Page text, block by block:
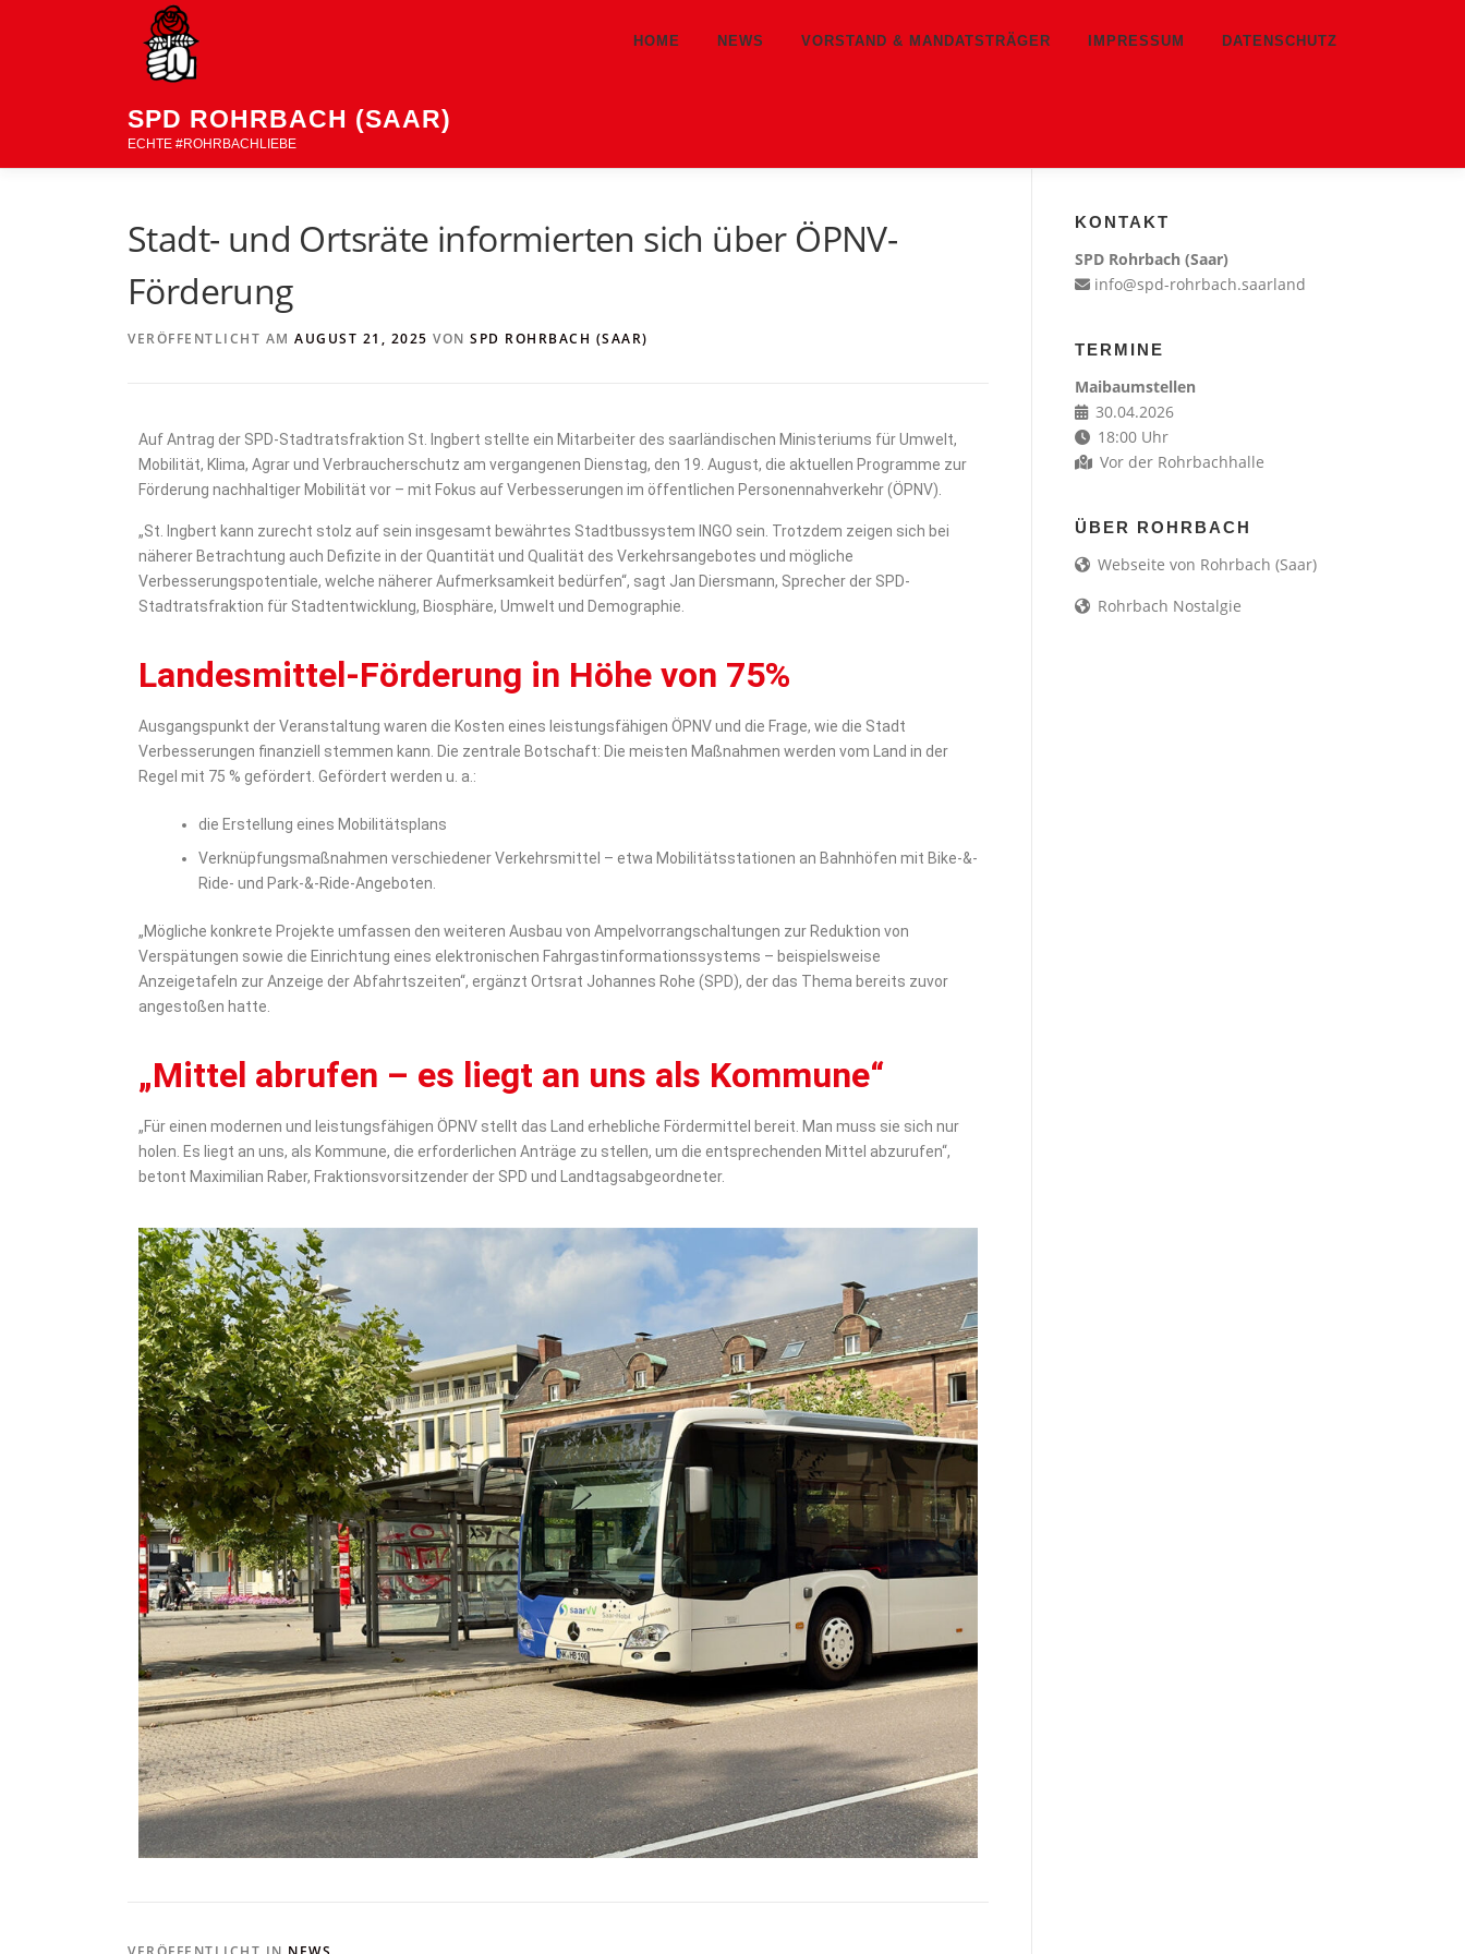
SPD ROHRBACH (SAAR)
ECHTE #ROHRBACHLIEBE
HOME NEWS VORSTAND & MANDATSTRÄGER IMPRESSUM DATENSCHUTZ
Stadt- und Ortsräte informierten sich über ÖPNV-
Förderung
VERÖFFENTLICHT AM AUGUST 21, 2025 VON SPD ROHRBACH (SAAR)
Auf Antrag der SPD-Stadtratsfraktion St. Ingbert stellte ein Mitarbeiter des saarländischen Ministeriums für Umwelt,
Mobilität, Klima, Agrar und Verbraucherschutz am vergangenen Dienstag, den 19. August, die aktuellen Programme zur
Förderung nachhaltiger Mobilität vor – mit Fokus auf Verbesserungen im öffentlichen Personennahverkehr (ÖPNV).
„St. Ingbert kann zurecht stolz auf sein insgesamt bewährtes Stadtbussystem INGO sein. Trotzdem zeigen sich bei
näherer Betrachtung auch Defizite in der Quantität und Qualität des Verkehrsangebotes und mögliche
Verbesserungspotentiale, welche näherer Aufmerksamkeit bedürfen“, sagt Jan Diersmann, Sprecher der SPD-
Stadtratsfraktion für Stadtentwicklung, Biosphäre, Umwelt und Demographie.
Landesmittel-Förderung in Höhe von 75%
Ausgangspunkt der Veranstaltung waren die Kosten eines leistungsfähigen ÖPNV und die Frage, wie die Stadt
Verbesserungen finanziell stemmen kann. Die zentrale Botschaft: Die meisten Maßnahmen werden vom Land in der
Regel mit 75 % gefördert. Gefördert werden u. a.:
die Erstellung eines Mobilitätsplans
Verknüpfungsmaßnahmen verschiedener Verkehrsmittel – etwa Mobilitätsstationen an Bahnhöfen mit Bike-&-
Ride- und Park-&-Ride-Angeboten.
„Mögliche konkrete Projekte umfassen den weiteren Ausbau von Ampelvorrangschaltungen zur Reduktion von
Verspätungen sowie die Einrichtung eines elektronischen Fahrgastinformationssystems – beispielsweise
Anzeigetafeln zur Anzeige der Abfahrtszeiten“, ergänzt Ortsrat Johannes Rohe (SPD), der das Thema bereits zuvor
angestoßen hatte.
„Mittel abrufen – es liegt an uns als Kommune“
„Für einen modernen und leistungsfähigen ÖPNV stellt das Land erhebliche Fördermittel bereit. Man muss sie sich nur
holen. Es liegt an uns, als Kommune, die erforderlichen Anträge zu stellen, um die entsprechenden Mittel abzurufen“,
betont Maximilian Raber, Fraktionsvorsitzender der SPD und Landtagsabgeordneter.
KONTAKT
SPD Rohrbach (Saar)
info@spd-rohrbach.saarland
TERMINE
Maibaumstellen
30.04.2026
18:00 Uhr
Vor der Rohrbachhalle
ÜBER ROHRBACH
Webseite von Rohrbach (Saar)
Rohrbach Nostalgie